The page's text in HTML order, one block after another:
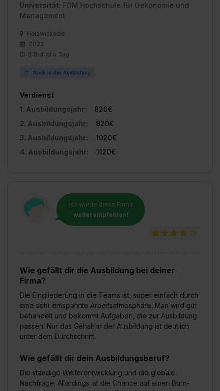
Universität: FOM Hochschule für Oekonomie und
Management
Holzwickede
2022
8 Std. pro Tag
Noch in der Ausbildung
Verdienst
1. Ausbildungsjahr:
820€
2. Ausbildungsjahr:
920€
3. Ausbildungsjahr:
1020€
4. Ausbildungsjahr:
1120€
Ich würde diese Firma
weiterempfehlen!
Wie gefällt dir die Ausbildung bei deiner
Firma?
Die Eingliederung in die Teams ist, super einfach durch
eine sehr entspannte Arbeitsatmosphäre. Man wird gut
behandelt und bekommt Aufgaben, die zur Ausbildung
passen. Nur das Gehalt in der Ausbildung ist deutlich
unter dem Durchschnitt.
Wie gefällt dir dein Ausbildungsberuf?
Die ständige Weiterentwicklung und die globale
Nachfrage. Allerdings ist die Chance auf einen Burn-